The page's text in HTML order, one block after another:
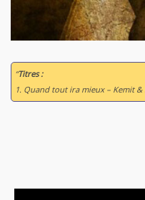
“Titres :
1. Quand tout ira mieux – Kemit &